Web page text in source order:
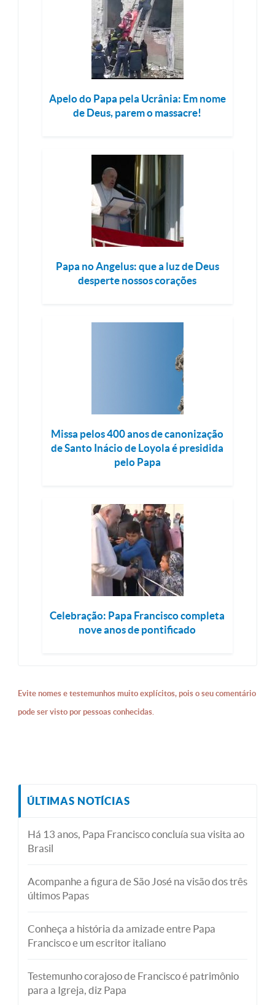
Apelo do Papa pela Ucrânia: Em nome
de Deus, parem o massacre!
Papa no Angelus: que a luz de Deus
desperte nossos corações
Missa pelos 400 anos de canonização
de Santo Inácio de Loyola é presidida
pelo Papa
Celebração: Papa Francisco completa
nove anos de pontificado
Evite nomes e testemunhos muito explícitos, pois o seu comentário
pode ser visto por pessoas conhecidas.
ÚLTIMAS NOTÍCIAS
Há 13 anos, Papa Francisco concluía sua visita ao
Brasil
Acompanhe a figura de São José na visão dos três
últimos Papas
Conheça a história da amizade entre Papa
Francisco e um escritor italiano
Testemunho corajoso de Francisco é patrimônio
para a Igreja, diz Papa